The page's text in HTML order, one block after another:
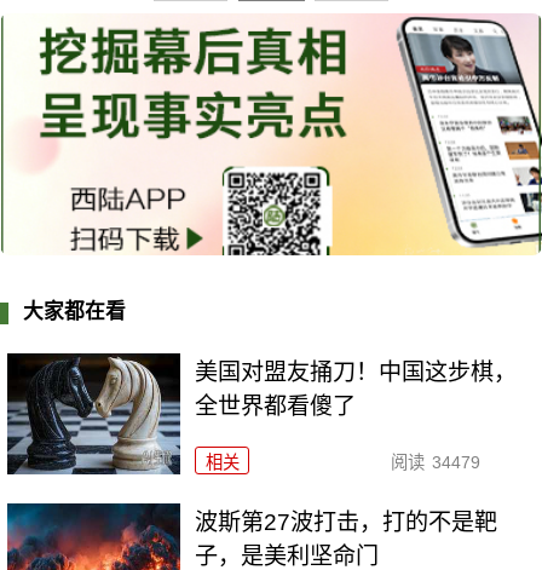
大家都在看
美国对盟友捅刀！中国这步棋，
全世界都看傻了
相关 阅读 34479
波斯第27波打击，打的不是靶
子，是美利坚命门